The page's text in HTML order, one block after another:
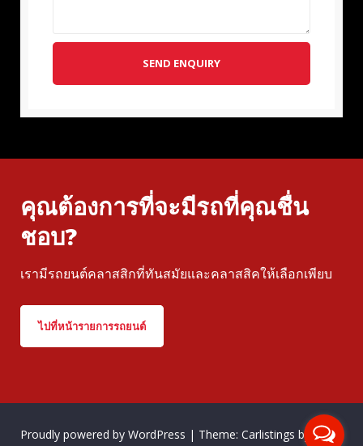
SEND ENQUIRY
คุณต้องการที่จะมีรถที่คุณชื่น
ชอบ?
เรามีรถยนต์คลาสสิกที่ทันสมัยและคลาสสิคให้เลือกเพียบ
ไปที่หน้ารายการรถยนต์
Proudly powered by WordPress | Theme: Carlistings byWP